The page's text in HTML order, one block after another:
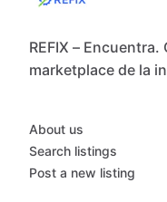
REFIX –
marketplace de la
About us
Search listings
Post a new listing